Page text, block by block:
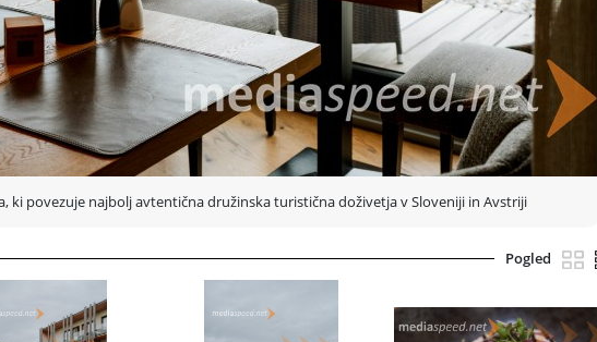
Iščejo stik z ljudmi,
da so res dobrodošli. Prav to ponujajo ponudniki, združeni pod platformo Hosted by
sodelovanja, ki povezuje več
in Avstriji. Projekt krepi
z višjo dodano
ne predstavlja zgolj
kraji, kjer tradicija ni
ki povezuje najbolj avtentična družinska turistična doživetja v Sloveniji in Avstriji
Pogled